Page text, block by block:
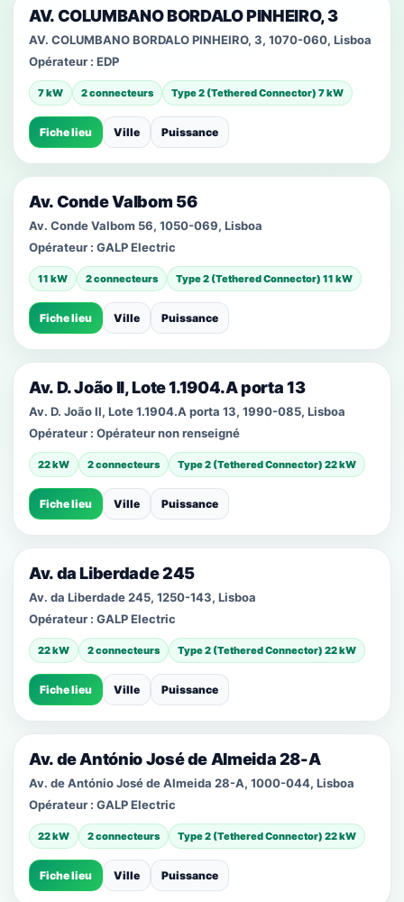
AV. COLUMBANO BORDALO PINHEIRO, 3
AV. COLUMBANO BORDALO PINHEIRO, 3, 1070-060, Lisboa
Opérateur : EDP
7 kW 2 connecteurs Type 2 (Tethered Connector) 7 kW
Fiche lieu Ville Puissance
Av. Conde Valbom 56
Av. Conde Valbom 56, 1050-069, Lisboa
Opérateur : GALP Electric
11 kW 2 connecteurs Type 2 (Tethered Connector) 11 kW
Fiche lieu Ville Puissance
Av. D. João II, Lote 1.1904.A porta 13
Av. D. João II, Lote 1.1904.A porta 13, 1990-085, Lisboa
Opérateur : Opérateur non renseigné
22 kW 2 connecteurs Type 2 (Tethered Connector) 22 kW
Fiche lieu Ville Puissance
Av. da Liberdade 245
Av. da Liberdade 245, 1250-143, Lisboa
Opérateur : GALP Electric
22 kW 2 connecteurs Type 2 (Tethered Connector) 22 kW
Fiche lieu Ville Puissance
Av. de António José de Almeida 28-A
Av. de António José de Almeida 28-A, 1000-044, Lisboa
Opérateur : GALP Electric
22 kW 2 connecteurs Type 2 (Tethered Connector) 22 kW
Fiche lieu Ville Puissance